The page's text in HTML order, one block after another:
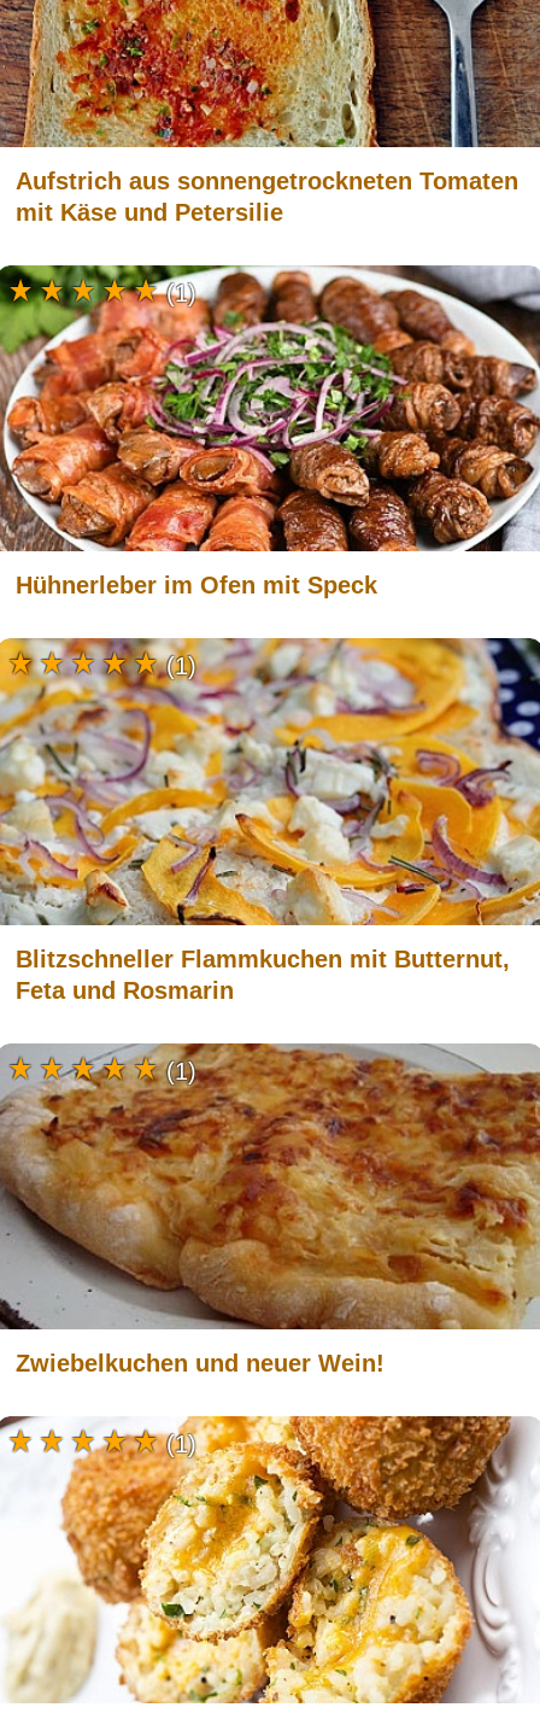
Aufstrich aus sonnengetrockneten Tomaten
mit Käse und Petersilie
Hühnerleber im Ofen mit Speck
(1)
Blitzschneller Flammkuchen mit Butternut,
Feta und Rosmarin
(1)
Zwiebelkuchen und neuer Wein!
(1)
(1)